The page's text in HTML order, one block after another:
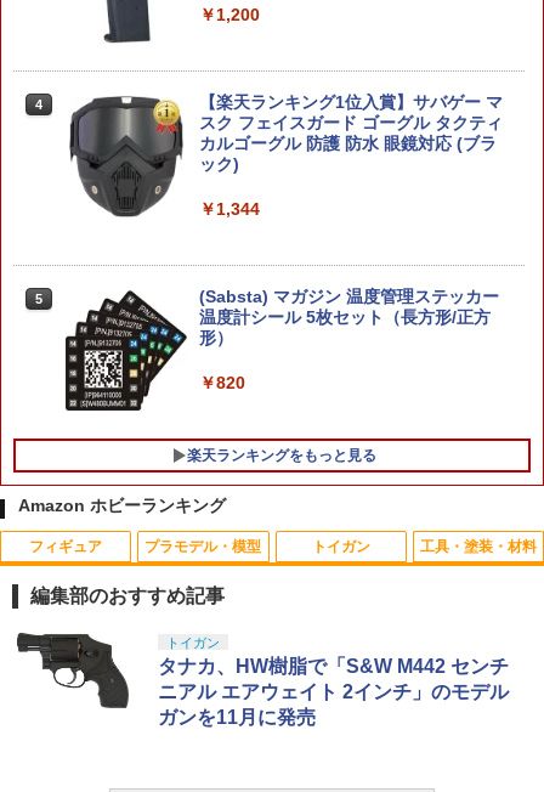
(クリアカラー) 機動戦士ガンダム プラモ
デル(5060710) バンダイスピリッツ(202
00911)
モデル 送料無料
￥2,581
オヴ・シグマー] (BATTLETOME: SLAV
￥7,570
メタリックアイテムズギャラリー スペシ
イキャスト製 金属 レプリカ プレゼント
贈り物 最強装備
￥7,600
1/8スケール完成品フィギュア
￥7,606
￥1,200
4
【楽天ランキング1位入賞】サバゲー マ
スク フェイスガード ゴーグル タクティ
カルゴーグル 防護 防水 眼鏡対応 (ブラ
ック)
￥1,344
5
(Sabsta) マガジン 温度管理ステッカー
温度計シール 5枚セット（長方形/正方
形）
￥820
楽天ランキングをもっと見る
1
ステンレスホーロービス ブラックメッキ
M3×15mm 8本入 [HSB-315](JAN：454
3880106241)
￥203
Amazon ホビーランキング
フィギュア
1
タカラトミー(TAKARA TOMY) T-SPAR
K トランスフォーマー ニューレジェンズ
NL-07 サウンドウェーブ 可動フィギュア
￥4,440
プラモデル・模型
1
BANDAI SPIRITS(バンダイ スピリッツ)
30MS SIS-J00 メルンジャ[カラーA] 色
分け済みプラモデル
￥4,200
トイガン
1
東京マルイ(TOKYO MARUI) No.25 コル
ト ガバメント HG 18歳以上エアーHOP
ハンドガン
￥3,384
工具・塗装・材料
1
LOCTITE(ロックタイト) シールはがし
プレミアム 220ml
￥962
編集部のおすすめ記事
トイガン
タナカ、HW樹脂で「S&W M442 センチ
ニアル エアウェイト 2インチ」のモデル
ガンを11月に発売